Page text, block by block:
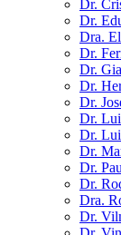
Dr.
Dr.
Dra.
Dr.
Dr.
Dr.
Dr.
Dr.
Dr.
Dr.
Dr.
Dr.
Dra.
Dr.